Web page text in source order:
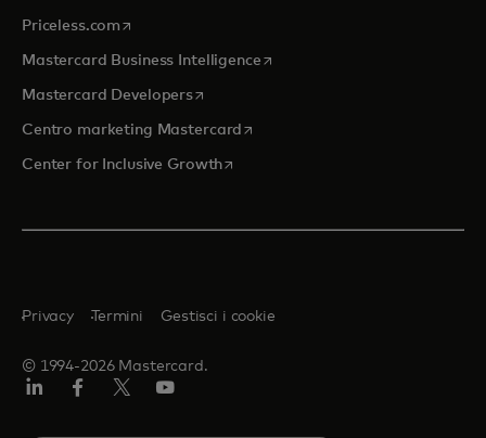
Priceless.com si apre in una nuova scheda
Mastercard Business Intelligencesi apre in una nuova scheda
Mastercard Developerssi apre in una nuova scheda
Centro marketing Mastercard si apre in una nuova scheda
Center for Inclusive Growthsi apre in una nuova scheda
© 1994-2026 Mastercard.
Privacy Termini Gestisci i cookie